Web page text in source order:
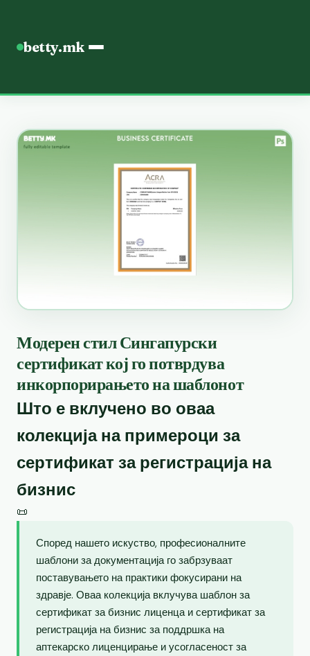
betty.mk
Модерен стил Сингапурски
сертификат кој го потврдува
инкорпорирањето на шаблонот
Што е вклучено во оваа
колекција на примероци за
сертификат за регистрација на
бизнис
📜
Според нашето искуство, професионалните
шаблони за документација го забрзуваат
поставувањето на практики фокусирани на
здравје. Оваа колекција вклучува шаблон за
сертификат за бизнис лиценца и сертификат за
регистрација на бизнис за поддршка на
аптекарско лиценцирање и усогласеност за